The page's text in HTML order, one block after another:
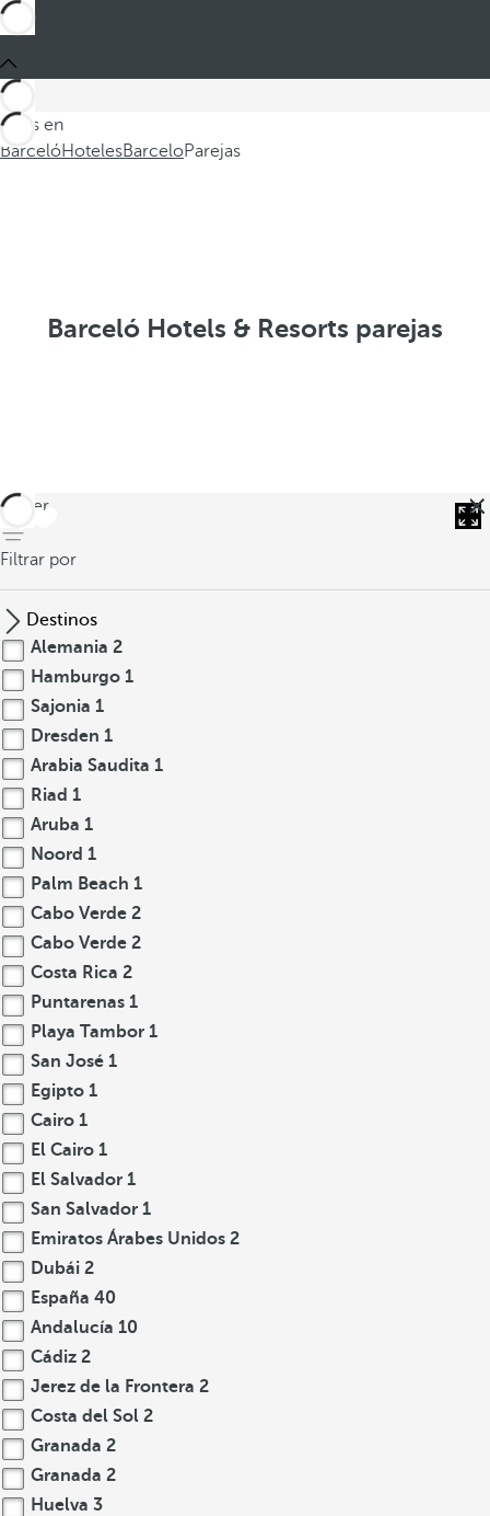
Estás en
BarcelóHotelesBarceloParejas
Barceló Hotels & Resorts parejas
volver
Filtrar por
Destinos
Alemania 2
Hamburgo 1
Sajonia 1
Dresden 1
Arabia Saudita 1
Riad 1
Aruba 1
Noord 1
Palm Beach 1
Cabo Verde 2
Cabo Verde 2
Costa Rica 2
Puntarenas 1
Playa Tambor 1
San José 1
Egipto 1
Cairo 1
El Cairo 1
El Salvador 1
San Salvador 1
Emiratos Árabes Unidos 2
Dubái 2
España 40
Andalucía 10
Cádiz 2
Jerez de la Frontera 2
Costa del Sol 2
Granada 2
Granada 2
Huelva 3